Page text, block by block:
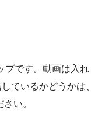
プです。動画は入れ
ているかどうかは、
い。